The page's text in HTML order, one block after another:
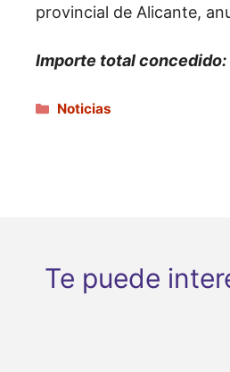
provincial de Alicante,
Importe total concedido:
Categorías
Noticias
Te puede